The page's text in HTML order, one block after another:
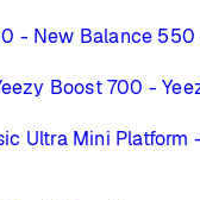
- New Balance 550
Boost 700 -
Ultra Mini Platform